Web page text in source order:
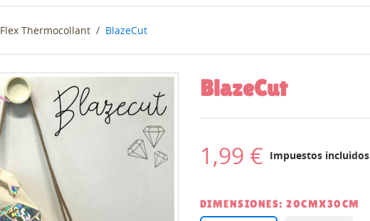
Flex Thermocollant BlazeCut
BlazeCut
1,99 € Impuestos incluidos
DIMENSIONES: 20CMX30CM